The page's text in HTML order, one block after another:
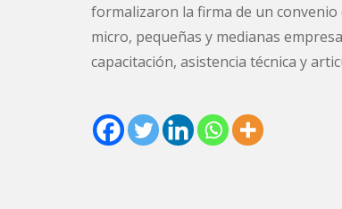
formalizaron la firma de un convenio
micro, pequeñas y medianas
capacitación, asistencia técnica y